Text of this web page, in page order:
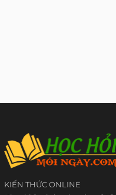
KIẾN THỨC ONLINE